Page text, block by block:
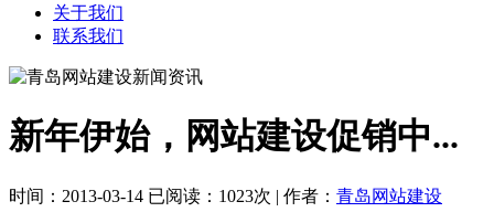
关于我们
联系我们
新年伊始，网站建设促销中...
时间：2013-03-14 已阅读：1023次 | 作者： 青岛网站建设